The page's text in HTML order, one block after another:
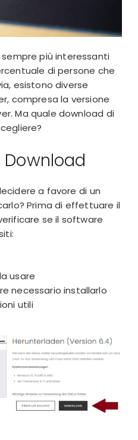
più interessanti
di persone che
esistono diverse
compresa la versione
Ma quale download di
a favore di un
Prima di effettuare il
se il software
usare
necessario installarlo
utili